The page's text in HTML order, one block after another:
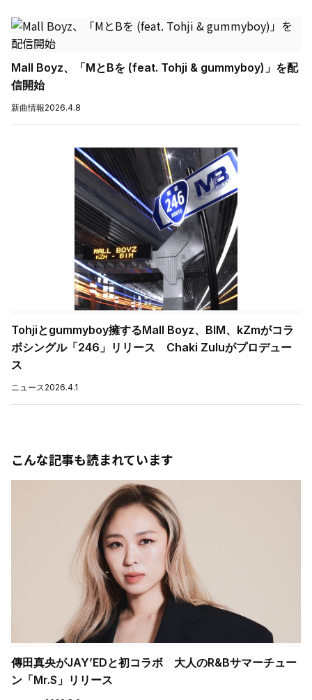
Mall Boyz、「MとBを (feat. Tohji & gummyboy)」を配
信開始
新曲情報2026.4.8
Tohjiとgummyboy擁するMall Boyz、BIM、kZmがコラ
ボシングル「246」リリース Chaki Zuluがプロデュー
ス
ニュース2026.4.1
こんな記事も読まれています
傳田真央がJAY’EDと初コラボ 大人のR&Bサマーチュー
ン「Mr.S」リリース